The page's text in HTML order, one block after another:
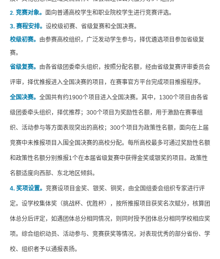
2. 竞赛对象。 面向普通高校学生和职业院校学生进行竞赛评选。
3. 赛程安排。 设校级初赛、省级复赛和全国决赛。
校级初赛。 由参赛高校组织，广泛发动学生参与，择优遴选项目参加省级复
赛。
省级复赛。 由各省级团委牵头组织，按照分配名额，经由省级复赛评审委员会
评审，择优推报进入全国决赛的项目，在赛事官方平台完成项目推报程序。
全国决赛。 全国共有约1900个项目进入全国决赛。其中，1300个项目由各省
级团委牵头组织，择优推荐；300个项目为奖励性名额，用于激励在赛事组
织、活动参与等方面表现突出的高校；300个项目为政策性名额，面向在上届
竞赛中未推报项目入围全国决赛的高校分配。每所高校最多可通过奖励性名额
和政策性名额分别推报1个在本届省级复赛中获得金奖或银奖的项目。政策性
名额适度向西部、东北地区倾斜。
4. 奖项设置。 竞赛设项目金奖、银奖、铜奖，由全国组委会组织专家进行评
定。设学校集体奖（挑战杯、优胜杯），按所推报项目获奖名次赋分，核算团
体总分后评定，如遇团体总分相同情况，则同时授予团体总分相同学校相应奖
项。综合组织动员、活动参与、竞赛获奖等情况，对表现优秀的部分省份、学
校、组织者予以通报表扬。